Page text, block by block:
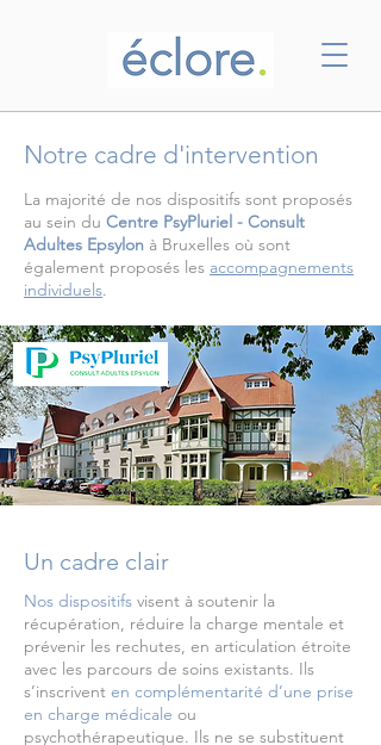
Notre cadre d'intervention
La majorité de nos dispositifs sont proposés
au sein du Centre PsyPluriel - Consult
Adultes Epsylon à Bruxelles où sont
également proposés les accompagnements
individuels.
Un cadre clair
​Nos dispositifs visent à soutenir la
récupération, réduire la charge mentale et
prévenir les rechutes, en articulation étroite
avec les parcours de soins existants. Ils
s’inscrivent en complémentarité d’une prise
en charge médicale ou
psychothérapeutique. Ils ne se substituent